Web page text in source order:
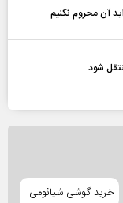
آن محروم نکنیم
شود
خرید گوشی شیائومی